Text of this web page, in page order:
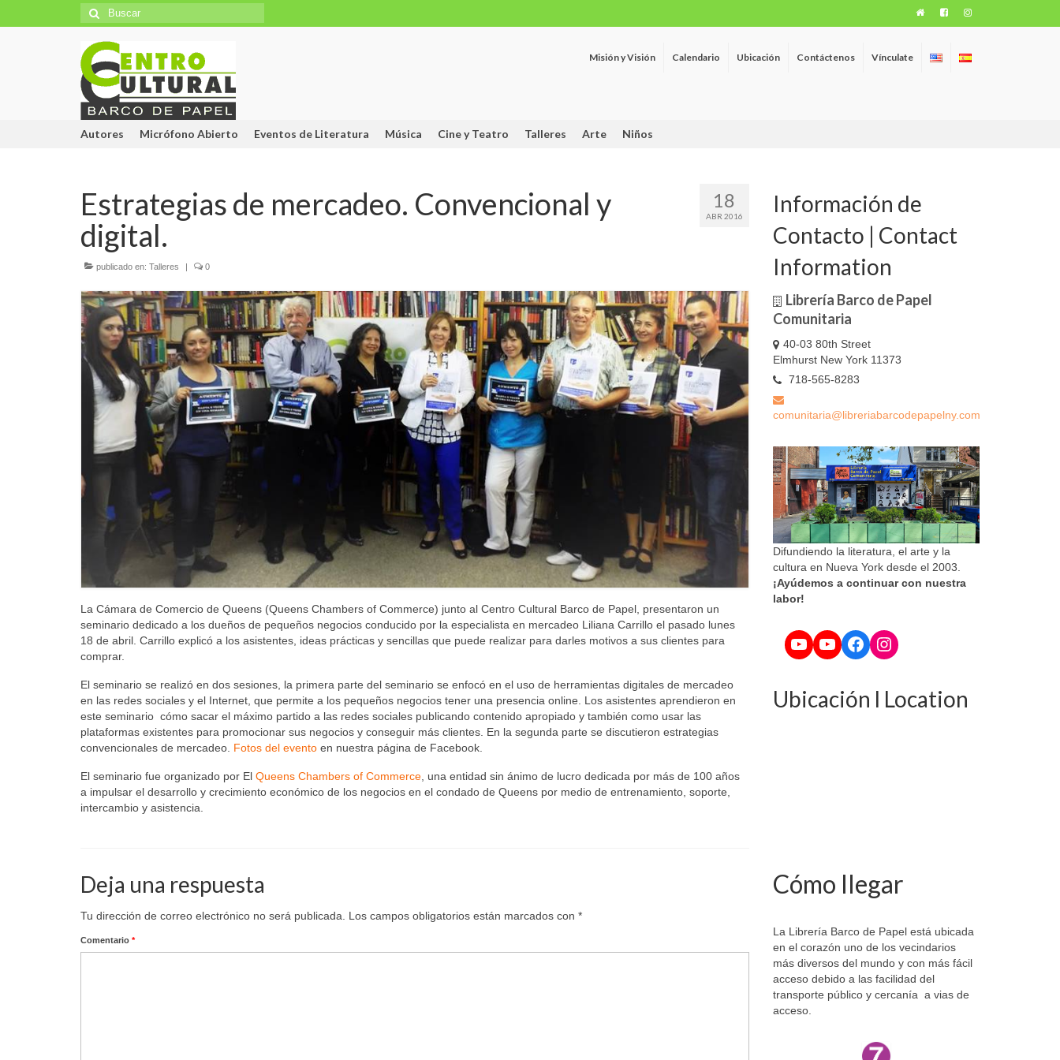
Búsqueda
para:
Misión y Visión Calendario Ubicación Contáctenos Vínculate
Autores Micrófono Abierto Eventos de Literatura Música Cine y Teatro Talleres Arte Niños
18
ABR 2016
Estrategias de mercadeo. Convencional y
digital.
publicado en: Talleres | 0
La Cámara de Comercio de Queens (Queens Chambers of Commerce) junto al Centro Cultural Barco de Papel, presentaron un
seminario dedicado a los dueños de pequeños negocios conducido por la especialista en mercadeo Liliana Carrillo el pasado lunes
18 de abril. Carrillo explicó a los asistentes, ideas prácticas y sencillas que puede realizar para darles motivos a sus clientes para
comprar.
El seminario se realizó en dos sesiones, la primera parte del seminario se enfocó en el uso de herramientas digitales de mercadeo
en las redes sociales y el Internet, que permite a los pequeños negocios tener una presencia online. Los asistentes aprendieron en
este seminario cómo sacar el máximo partido a las redes sociales publicando contenido apropiado y también como usar las
plataformas existentes para promocionar sus negocios y conseguir más clientes. En la segunda parte se discutieron estrategias
convencionales de mercadeo. Fotos del evento en nuestra página de Facebook.
El seminario fue organizado por El Queens Chambers of Commerce , una entidad sin ánimo de lucro dedicada por más de 100 años
a impulsar el desarrollo y crecimiento económico de los negocios en el condado de Queens por medio de entrenamiento, soporte,
intercambio y asistencia.
Deja una respuesta
Tu dirección de correo electrónico no será publicada. Los campos obligatorios están marcados con *
Comentario *
Información de
Contacto | Contact
Information
Librería Barco de Papel
Comunitaria
40-03 80th Street
Elmhurst New York 11373
718-565-8283
comunitaria@libreriabarcodepapelny.com
Difundiendo la literatura, el arte y la
cultura en Nueva York desde el 2003.
¡Ayúdemos a continuar con nuestra
labor!
YouTube
YouTube
Facebook
Instagram
Ubicación l Location
Cómo llegar
La Librería Barco de Papel está ubicada
en el corazón uno de los vecindarios
más diversos del mundo y con más fácil
acceso debido a las facilidad del
transporte público y cercanía a vias de
acceso.